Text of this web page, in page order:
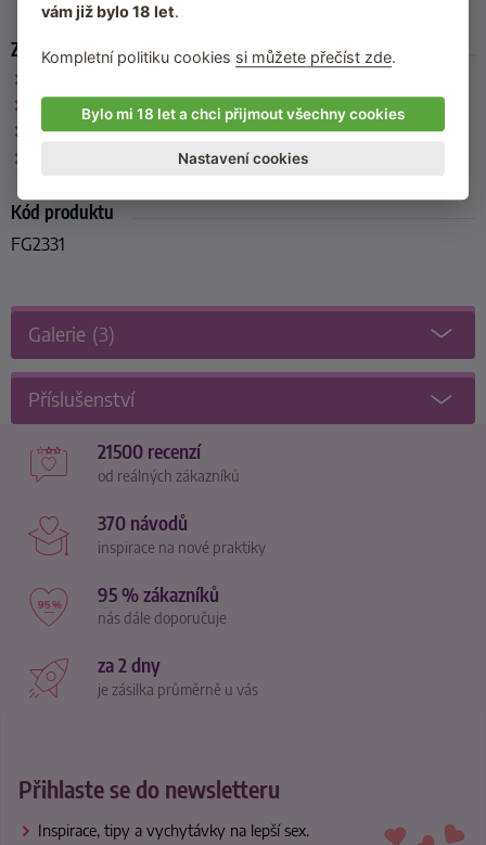
Zařazeno
Krémy na ruce
Krémy na nohy
Kosmetika bez parabenů
Kód produktu
FG2331
Galerie (3)
Příslušenství
21500 recenzí
od reálných zákazníků
370 návodů
inspirace na nové praktiky
95 % zákazníků
nás dále doporučuje
za 2 dny
je zásilka průměrně u vás
Přihlaste se do newsletteru
Inspirace, tipy a vychytávky na lepší sex.
vám již bylo 18 let.
Kompletní politiku cookies si můžete přečíst zde.
Bylo mi 18 let a chci přijmout všechny cookies
Nastavení cookies